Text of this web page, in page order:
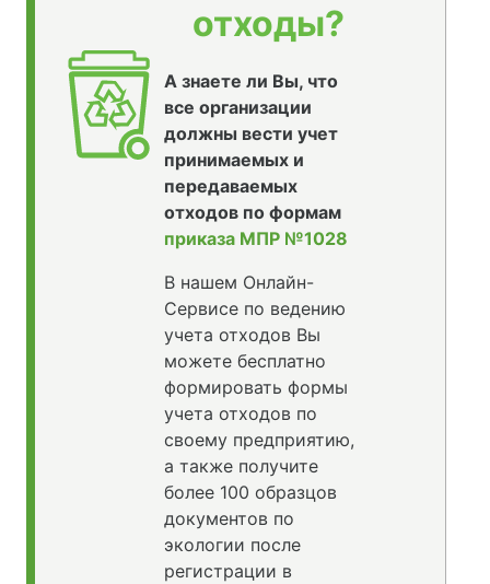
отходы?
А знаете ли Вы, что
все организации
должны вести учет
принимаемых и
передаваемых
отходов по формам
приказа МПР №1028
В нашем Онлайн-
Сервисе по ведению
учета отходов Вы
можете бесплатно
формировать формы
учета отходов по
своему предприятию,
а также получите
более 100 образцов
документов по
экологии после
регистрации в